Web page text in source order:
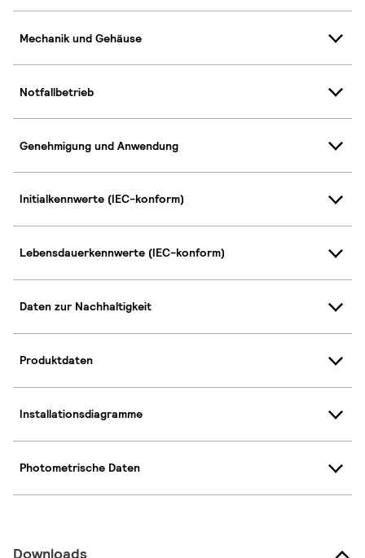
Mechanik und Gehäuse
Notfallbetrieb
Genehmigung und Anwendung
Initialkennwerte (IEC-konform)
Lebensdauerkennwerte (IEC-konform)
Daten zur Nachhaltigkeit
Produktdaten
Installationsdiagramme
Photometrische Daten
Downloads